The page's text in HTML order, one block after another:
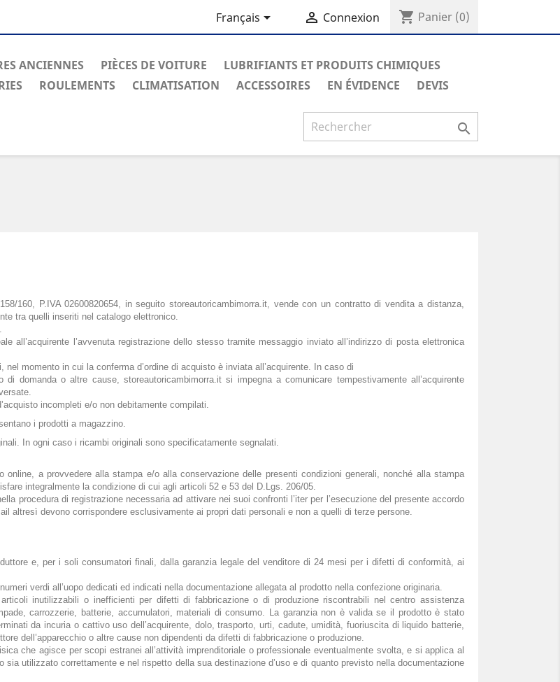
Français  Connexion shopping_cart Panier (0)
ANCIENNES PIÈCES DE VOITURE
LUBRIFIANTS ET PRODUITS CHIMIQUES
ROULEMENTS CLIMATISATION ACCESSOIRES EN ÉVIDENCE DEVIS

160, P.IVA 02600820654, in seguito storeautoricambimorra.it, vende con un contratto di vendita a distanza,
tra quelli inseriti nel catalogo elettronico.
all’acquirente l’avvenuta registrazione dello stesso tramite messaggio inviato all’indirizzo di posta elettronica
momento in cui la conferma d’ordine di acquisto è inviata all’acquirente. In caso di
domanda o altre cause, storeautoricambimorra.it si impegna a comunicare tempestivamente all’acquirente
incompleti e/o non debitamente compilati.
e non rappresentano i prodotti a magazzino.
In ogni caso i ricambi originali sono specificatamente segnalati.
online, a provvedere alla stampa e/o alla conservazione delle presenti condizioni generali, nonché alla stampa
integralmente la condizione di cui agli articoli 52 e 53 del D.Lgs. 206/05.
procedura di registrazione necessaria ad attivare nei suoi confronti l’iter per l’esecuzione del presente accordo
altresì devono corrispondere esclusivamente ai propri dati personali e non a quelli di terze persone.
e, per i soli consumatori finali, dalla garanzia legale del venditore di 24 mesi per i difetti di conformità, ai
verdi all’uopo dedicati ed indicati nella documentazione allegata al prodotto nella confezione originaria.
inutilizzabili o inefficienti per difetti di fabbricazione o di produzione riscontrabili nel centro assistenza
carrozzerie, batterie, accumulatori, materiali di consumo. La garanzia non è valida se il prodotto è stato
da incuria o cattivo uso dell’acquirente, dolo, trasporto, urti, cadute, umidità, fuoriuscita di liquido batterie,
dell’apparecchio o altre cause non dipendenti da difetti di fabbricazione o produzione.
che agisce per scopi estranei all’attività imprenditoriale o professionale eventualmente svolta, e si applica al
utilizzato correttamente e nel rispetto della sua destinazione d’uso e di quanto previsto nella documentazione